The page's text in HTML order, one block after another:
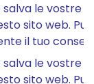
salva le vostre
sito web.
il tuo
salva le vostre
sito web.